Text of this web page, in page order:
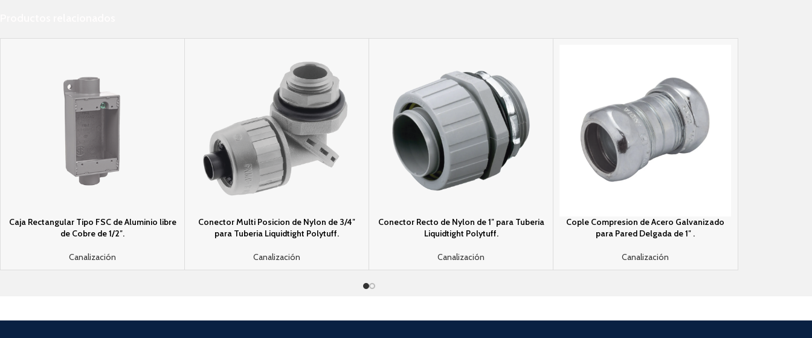
Caja Rectangular Tipo FSC de Aluminio libre
de Cobre de 1/2″.
Canalización
Conector Multi Posicion de Nylon de 3/4″
para Tuberi­a Liquidtight Polytuff.
Canalización
Conector Recto de Nylon de 1″ para Tuberi­a
Liquidtight Polytuff.
Canalización
Cople Compresion de Acero Galvanizado
para Pared Delgada de 1″ .
Canalización